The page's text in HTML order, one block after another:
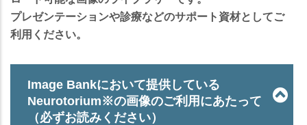
プレゼンテーションや診療などのサポート資材としてご
利用ください。
Image Bankにおいて提供している
Neurotorium※の画像のご利用にあたって
（必ずお読みください）